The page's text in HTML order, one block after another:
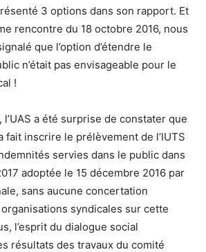
3 options dans son rapport. Et
rencontre du 18 octobre 2016, nous
que l’option d’étendre le
n’était pas envisageable pour le
!
a été surprise de constater que
fait inscrire le prélèvement de l’IUTS
servies dans le public dans
adoptée le 15 décembre 2016 par
sans aucune concertation
syndicales sur cette
l’esprit du dialogue social
résultats des travaux du comité